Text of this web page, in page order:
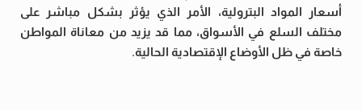
أسعار المواد البترولية، الأمر الذي يؤثر بشكل مباشر على
مختلف السلع في الأسواق، مما قد يزيد من معاناة المواطن
خاصة في ظل الأوضاع الإقتصادية الحالية.